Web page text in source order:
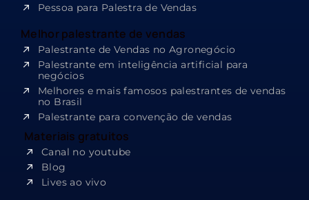
Pessoa para Palestra de Vendas
Melhor palestrante de vendas
Palestrante de Vendas no Agronegócio
Palestrante em inteligência artificial para
negócios
Melhores e mais famosos palestrantes de vendas
no Brasil
Palestrante para convenção de vendas
Materiais gratuitos
Canal no youtube
Blog
Lives ao vivo